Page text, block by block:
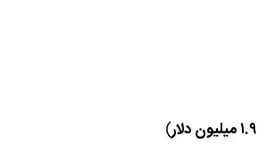
۱.۹ میلیون دلار
)